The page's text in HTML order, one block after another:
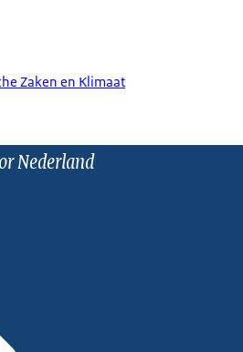
Zaken en Klimaat
Nederland